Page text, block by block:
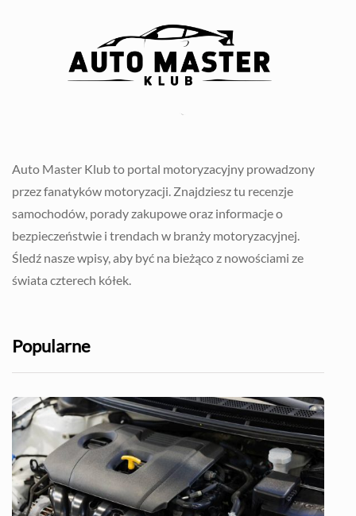
Auto Master Klub to portal motoryzacyjny prowadzony
przez fanatyków motoryzacji. Znajdziesz tu recenzje
samochodów, porady zakupowe oraz informacje o
bezpieczeństwie i trendach w branży motoryzacyjnej.
Śledź nasze wpisy, aby być na bieżąco z nowościami ze
świata czterech kółek.
Popularne